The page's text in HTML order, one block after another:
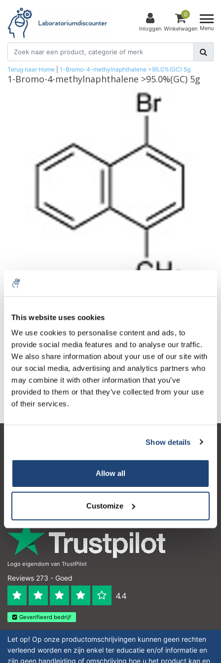
This website uses cookies
We use cookies to personalise content and ads, to
provide social media features and to analyse our traffic.
We also share information about your use of our site with
our social media, advertising and analytics partners who
may combine it with other information that you’ve
provided to them or that they’ve collected from your use
of their services.
Show details
Allow all
Customize
Inloggen
0
Winkelwagen Menu
Terug naar Home 1-Bromo-4-methylnaphthalene >95.0%(GC) 5g
1-Bromo-4-methylnaphthalene >95.0%(GC) 5g
1 Stuk Excl. btw
€60,11
Incl. btw
Toevoegen aan winkelwagen
Informatie
Contactgegevens
Logo eigendom van TrustPilot
Reviews 273 - Goed
4.4
Geverifieerd bedrijf
Let op! Op onze productomschrijvingen kunnen geen rechten
verleend worden en zijn enkel ter educatie en/of informatie en
zijn geen handleiding of omschrijving hoe u het product kan en